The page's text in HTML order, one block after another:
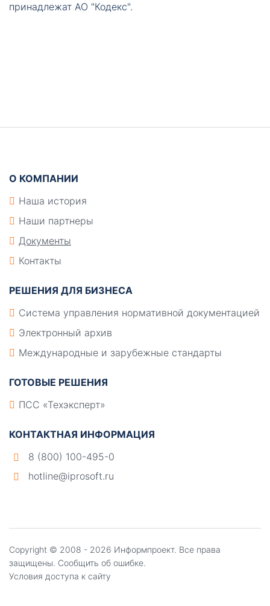
принадлежат АО "Кодекс".
О КОМПАНИИ
Наша история
Наши партнеры
Документы
Контакты
РЕШЕНИЯ ДЛЯ БИЗНЕСА
Система управления нормативной документацией
Электронный архив
Международные и зарубежные стандарты
ГОТОВЫЕ РЕШЕНИЯ
ПСС «Техэксперт»
КОНТАКТНАЯ ИНФОРМАЦИЯ
8 (800) 100-495-0
hotline@iprosoft.ru
Copyright © 2008 - 2026 Информпроект. Все права
защищены. Сообщить об ошибке.
Условия доступа к сайту